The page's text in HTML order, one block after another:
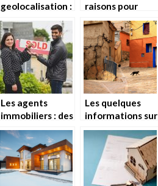
geolocalisation :
quoi
comprendre ?
raisons pour
faire une
estimation
immobiliere
Les agents
immobiliers : des
partenaires de
premier choix
pour réussir une
vente
Les quelques
informations sur
l’assurance
habitation